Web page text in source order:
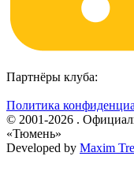
Партнёры клуба:
Политика
© 2001-2026 .
«Тюмень»
Developed by Maxim